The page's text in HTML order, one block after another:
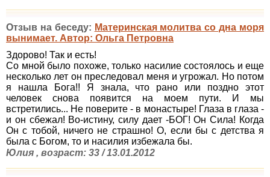
Отзыв на беседу: Материнская молитва со дна моря
вынимает. Автор: Ольга Петровна
Здорово! Так и есть!
Со мной было похоже, только насилие состоялось и еще
несколько лет он преследовал меня и угрожал. Но потом
я нашла Бога!! Я знала, что рано или поздно этот
человек снова появится на моем пути. И мы
встретились... Не поверите - в монастыре! Глаза в глаза -
и он сбежал! Во-истину, силу дает -БОГ! Он Сила! Когда
Он с тобой, ничего не страшно! О, если бы с детства я
была с Богом, то и насилия избежала бы.
Юлия , возраст: 33 / 13.01.2012